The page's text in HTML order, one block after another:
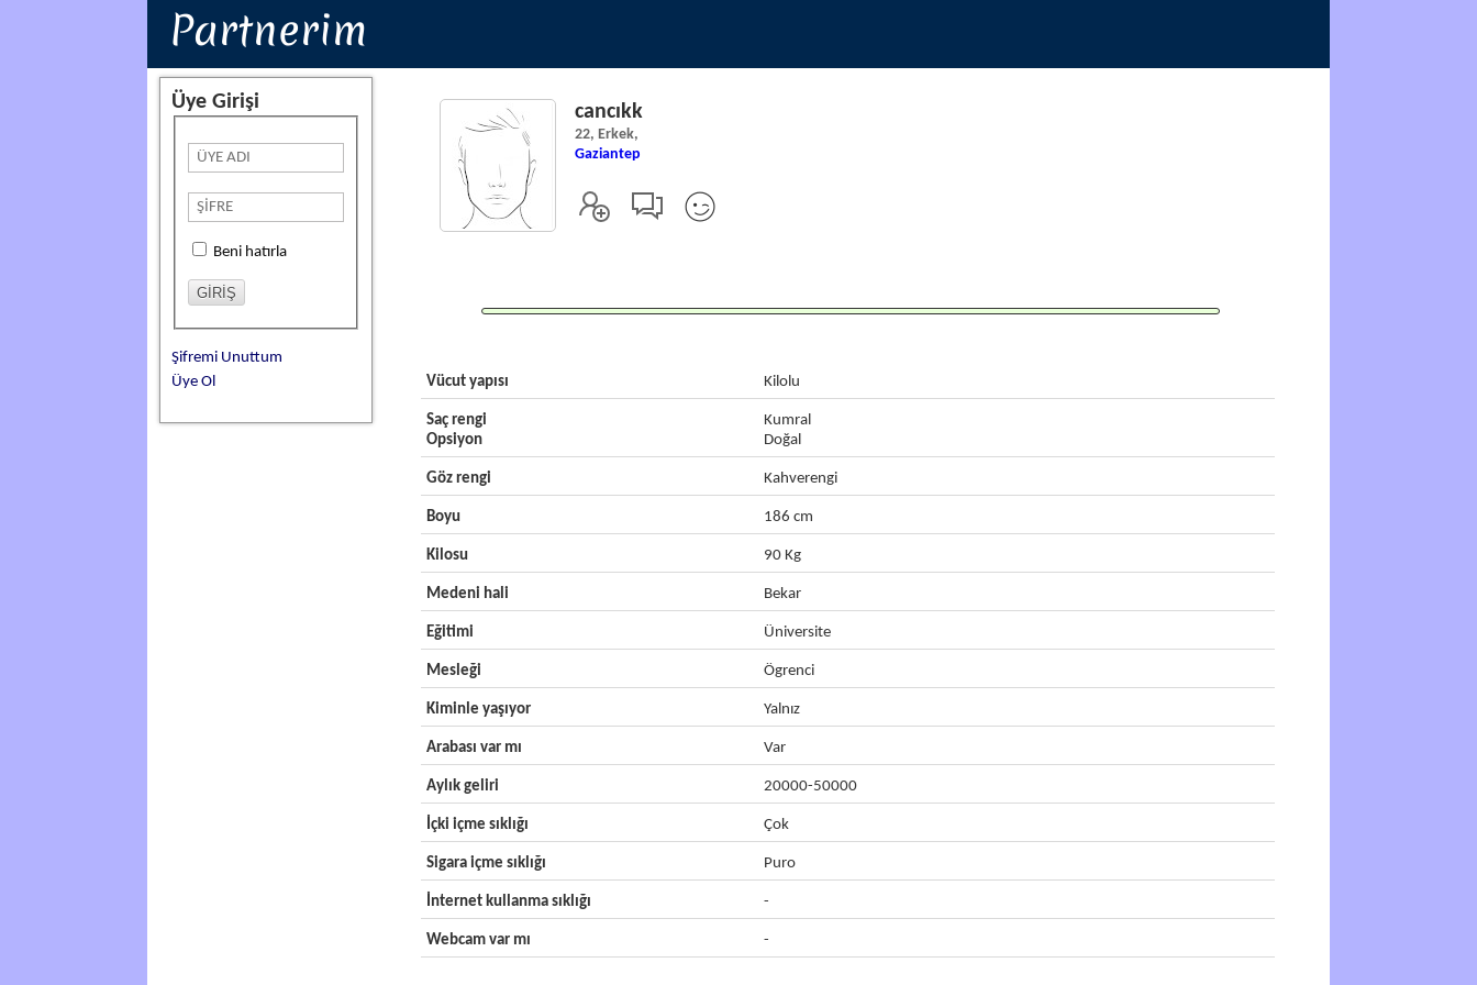
Partnerim
Üye Girişi
Beni hatırla
Şifremi Unuttum
Üye Ol
cancıkk
22, Erkek,
Gaziantep
Vücut yapısı Kilolu
Saç rengi
Opsiyon
Kumral
Doğal
Göz rengi Kahverengi
Boyu 186 cm
Kilosu 90 Kg
Medeni hali Bekar
Eğitimi Üniversite
Mesleği Ögrenci
Kiminle yaşıyor Yalnız
Arabası var mı Var
Aylık geliri 20000-50000
İçki içme sıklığı Çok
Sigara içme sıklığı Puro
İnternet kullanma sıklığı -
Webcam var mı -